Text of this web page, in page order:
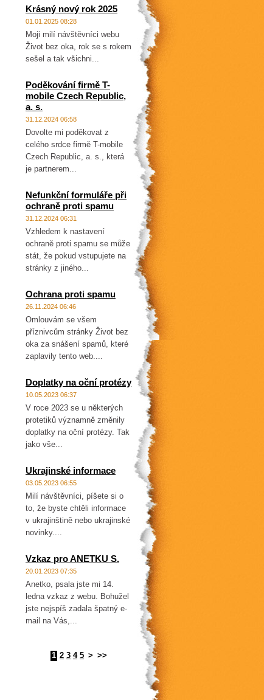
Krásný nový rok 2025
01.01.2025 08:28
Moji milí návštěvníci webu
Život bez oka, rok se s rokem
sešel a tak všichni...
Poděkování firmě T-
mobile Czech Republic,
a. s.
31.12.2024 06:58
Dovolte mi poděkovat z
celého srdce firmě T-mobile
Czech Republic, a. s., která
je partnerem...
Nefunkční formuláře při
ochraně proti spamu
31.12.2024 06:31
Vzhledem k nastavení
ochraně proti spamu se může
stát, že pokud vstupujete na
stránky z jiného...
Ochrana proti spamu
26.11.2024 06:46
Omlouvám se všem
příznivcům stránky Život bez
oka za snášení spamů, které
zaplavily tento web....
Doplatky na oční protézy
10.05.2023 06:37
V roce 2023 se u některých
protetiků významně změnily
doplatky na oční protézy. Tak
jako vše...
Ukrajinské informace
03.05.2023 06:55
Milí návštěvníci, píšete si o
to, že byste chtěli informace
v ukrajinštině nebo ukrajinské
novinky....
Vzkaz pro ANETKU S.
20.01.2023 07:35
Anetko, psala jste mi 14.
ledna vzkaz z webu. Bohužel
jste nejspíš zadala špatný e-
mail na Vás,...
1 2 3 4 5 > >>